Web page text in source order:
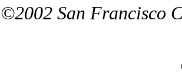
©2002 San Francisco